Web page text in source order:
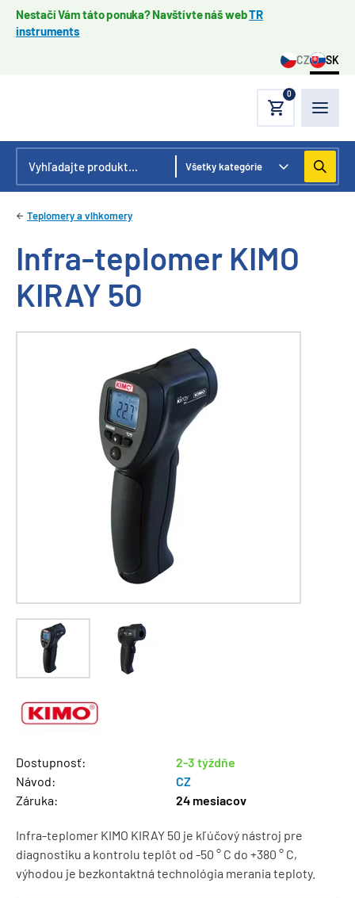
Nestačí Vám táto ponuka? Navštívte náš webTR
instruments
CZ SK
0
Teplomery a vlhkomery
Infra-teplomer KIMO
KIRAY 50
Dostupnosť:
2-3 týždňe
Návod:
CZ
Záruka:
24 mesiacov
Infra-teplomer KIMO KIRAY 50 je kľúčový nástroj pre
diagnostiku a kontrolu teplôt od -50 ° C do +380 ° C,
výhodou je bezkontaktná technológia merania teploty.